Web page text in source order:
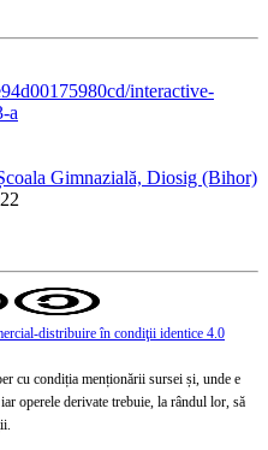
interactive-
a
Gimnazială, Diosig (Bihor)
distribuire în condiţii identice 4.0
cu condiția menționării sursei și, unde e
operele derivate trebuie, la rândul lor, să